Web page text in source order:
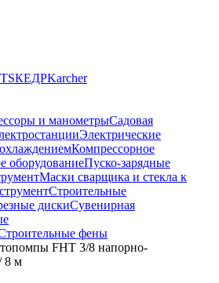
КЕДРKarcher
и манометрыСадовая
Электрические
Компрессорное
оборудованиеПуско-зарядные
Маски сварщика и стекла к
Строительные
дискиСувенирная
фены
FHT 3/8 напорно-
8 м